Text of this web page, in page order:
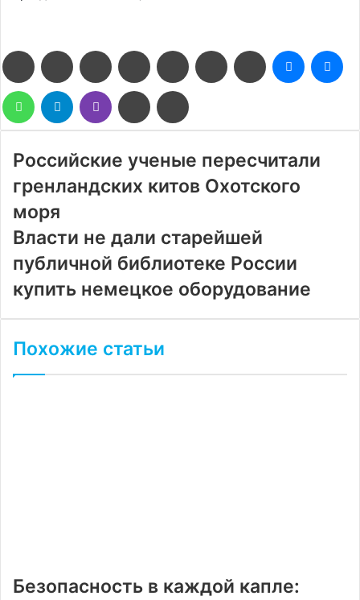
FacebookTwitter LinkedIn Pinterest Reddit ВконтактеОдноклассники
Messenger
WhatsAppTelegram Viber
Поделиться
через
электронную
Российские ученые пересчитали
гренландских китов Охотского
моря
Власти не дали старейшей
публичной библиотеке России
купить немецкое оборудование
Похожие статьи
Безопасность в каждой капле: